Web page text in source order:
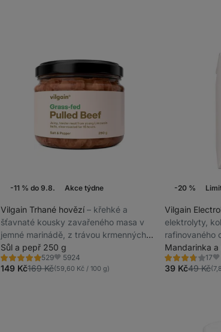
-11 % do 9.8. Akce týdne
Vilgain Trhané hovězí ⁠–⁠ křehké a
šťavnaté kousky zavařeného masa v
jemné marinádě, z trávou krmenných
mladých býčků plemene Limousine
Sůl a pepř 250 g
529
Hodnocení
4.8/5,
529
Oblíbené
5924
149 Kč169 Kč(59,60 Kč / 100 g)
-20 %
Novinka
Vilgain
elektrolyty,
rafinovaného
glykosidy ze
Mandarinka
17
Hodnocení
3.7/5,
17
39 Kč49 Kč